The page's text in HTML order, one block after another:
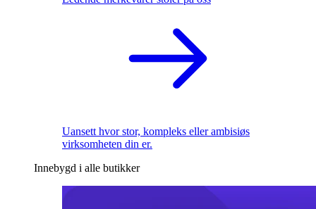
Uansett hvor stor, kompleks eller ambisiøs
virksomheten din er.
Innebygd i alle butikker